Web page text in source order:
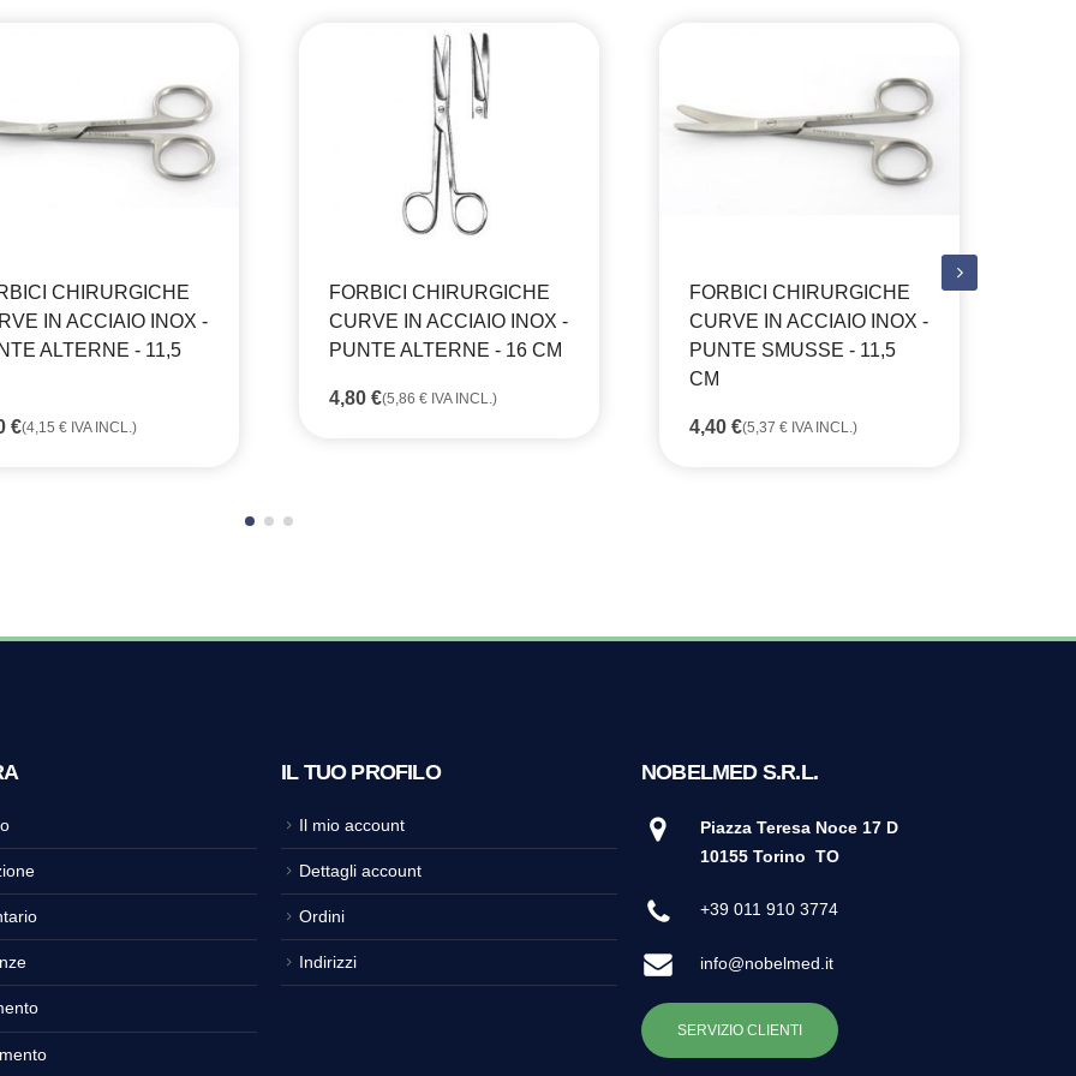
CHIRURGICHE
IN ACCIAIO INOX -
ALTERNE - 11,5
€(4,15 € IVA INCL.)
FORBICI CHIRURGICHE
CURVE IN ACCIAIO INOX -
PUNTE ALTERNE - 16 CM
4,80 €(5,86 € IVA INCL.)
FORBICI CHIRURGICHE
CURVE IN ACCIAIO INOX -
PUNTE SMUSSE - 11,5
CM
4,40 €(5,37 € IVA INCL.)
IL TUO PROFILO
Il mio account
Dettagli account
Ordini
Indirizzi
NOBELMED S.R.L.
Piazza Teresa Noce 17 D
10155 Torino TO
+39 011 910 3774
info@nobelmed.it
SERVIZIO CLIENTI